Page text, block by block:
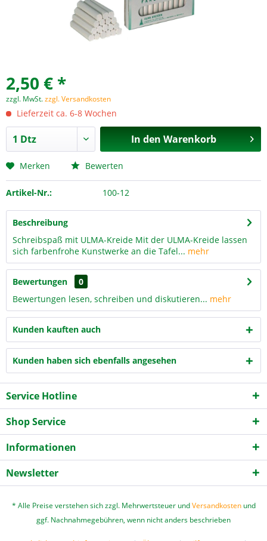
2,50 € *
zzgl. MwSt.zzgl. Versandkosten
Lieferzeit ca. 6-8 Wochen
In den Warenkorb
Merken Bewerten
Artikel-Nr.: 100-12
Beschreibung
Schreibspaß mit ULMA-Kreide Mit der ULMA-Kreide lassen
sich farbenfrohe Kunstwerke an die Tafel... mehr
Bewertungen
0
Bewertungen lesen, schreiben und diskutieren... mehr
Kunden kauften auch
Kunden haben sich ebenfalls angesehen
Service Hotline
Shop Service
Informationen
Newsletter
* Alle Preise verstehen sich zzgl. Mehrwertsteuer undVersandkostenund
ggf. Nachnahmegebühren, wenn nicht anders beschrieben